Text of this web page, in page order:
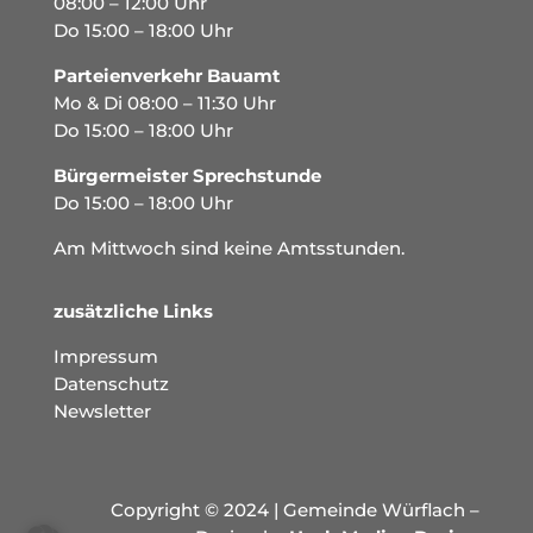
Do 15:00 – 18:00 Uhr
Parteienverkehr Bauamt
Mo & Di 08:00 – 11:30 Uhr
Do 15:00 – 18:00 Uhr
Bürgermeister Sprechstunde
Do 15:00 – 18:00 Uhr
Am Mittwoch sind keine Amtsstunden.
zusätzliche Links
Impressum
Datenschutz
Newsletter
Copyright © 2024 | Gemeinde Würflach –